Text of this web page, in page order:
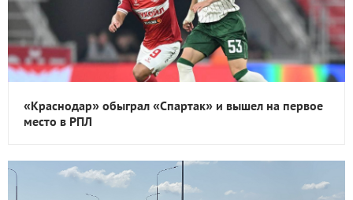
«Краснодар» обыграл «Спартак» и вышел на первое
место в РПЛ